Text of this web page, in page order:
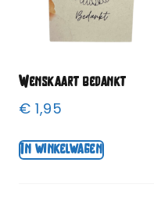
Wenskaart bedankt
€ 1,95
In winkelwagen